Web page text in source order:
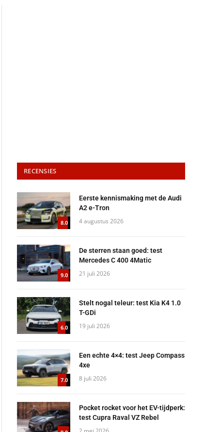
RECENSIES
8.0
Eerste kennismaking met de Audi
A2 e-Tron
4 augustus 2026
9.0
De sterren staan goed: test
Mercedes C 400 4Matic
21 juli 2026
6.0
Stelt nogal teleur: test Kia K4 1.0
T-GDi
19 juli 2026
7.0
Een echte 4×4: test Jeep Compass
4xe
8 juli 2026
Pocket rocket voor het EV-tijdperk:
test Cupra Raval VZ Rebel